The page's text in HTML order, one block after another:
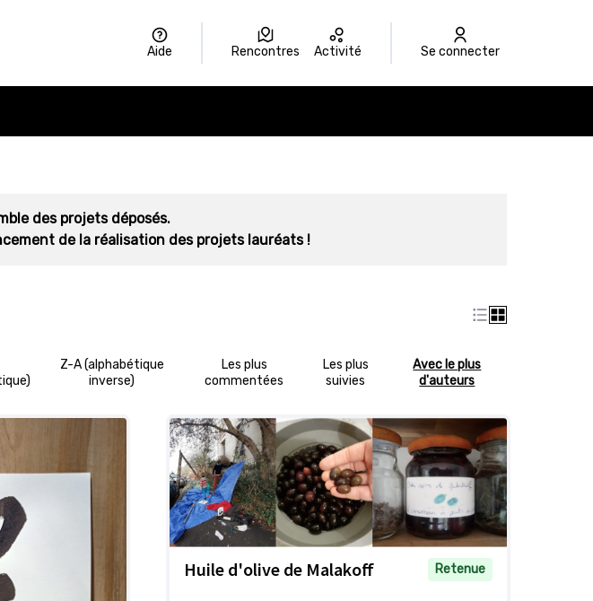
Aide Rencontres Activité Se connecter
des projets déposés.
de la réalisation des projets lauréats !
Z-A (alphabétique
inverse)
Les plus
commentées
Les plus
suivies
Avec le plus
d'auteurs
Huile d'olive de Malakoff Retenue